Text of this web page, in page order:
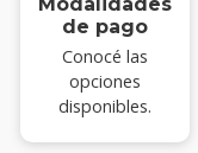
de pago
Conocé las
opciones
disponibles.